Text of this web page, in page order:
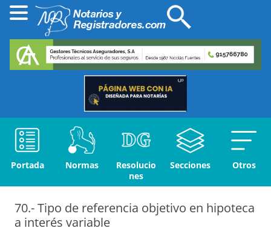
Portada Normas
Resolucio
nes
Secciones Otros
70.- Tipo de referencia objetivo en hipoteca
a interés variable